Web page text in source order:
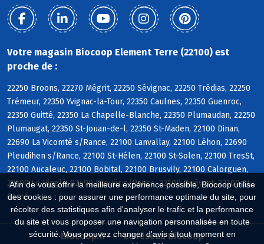
Afin de vous offrir la meilleure expérience possible, Biocoop utilise
des cookies : pour assurer une performance optimale du site, pour
récolter des statistiques afin d'analyser le trafic et la performance
du site et vous proposer une navigation personnalisée en toute
sécurité. Vous pouvez changer d'avis à tout moment en
Votre magasin Biocoop Element Terre (22100) est
proche de :
22250 Broons, 22270 Mégrit, 22250 Sévignac, 22250 Trédias, 22250
Trémeur, 22350 Yvignac-la-Tour, 22350 Caulnes, 22350 Guenroc,
22350 Guitté, 22350 La Chapelle-Blanche, 22350 Plumaudan, 22250
Plumaugat, 22350 St-Jouan-de-l, 22350 St-Maden, 22100 Dinan,
22690 La Vicomté s/Rance, 22100 Lanvallay, 22100 Léhon, 22690
Pleudihen s/Rance, 22100 St-Hélen, 22100 St-Solen, 22100 TresSt,
22100 Aucaleuc, 22100 Bobital, 22100 Brusvily, 22100 Calorguen,
22100 Le Hinglé, 22490 Plouër s/Rance, 22100 Quévert, 22100 St-
Carné
Biocoop.fr Le réseau Biocoop